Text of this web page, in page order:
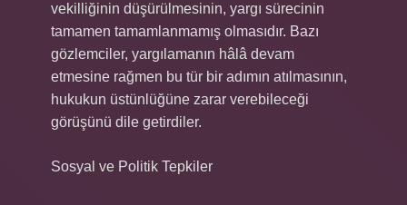
vekilliğinin düşürülmesinin, yargı sürecinin
tamamen tamamlanmamış olmasıdır. Bazı
gözlemciler, yargılamanın hâlâ devam
etmesine rağmen bu tür bir adımın atılmasının,
hukukun üstünlüğüne zarar verebileceği
görüşünü dile getirdiler.
Sosyal ve Politik Tepkiler